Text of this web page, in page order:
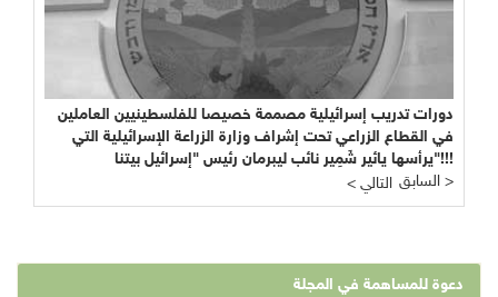
دورات تدريب إسرائيلية مصممة خصيصا للفلسطينيين العاملين
في القطاع الزراعي تحت إشراف وزارة الزراعة الإسرائيلية التي
يرأسها يائير شَمِير نائب ليبرمان رئيس "إسرائيل بيتنا"!!!
< التالي
السابق >
دعوة للمساهمة في المجلة